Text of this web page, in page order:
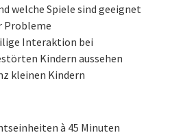
welche Spiele sind geeignet
Probleme
Interaktion bei
Kindern aussehen
kleinen Kindern
à 45 Minuten